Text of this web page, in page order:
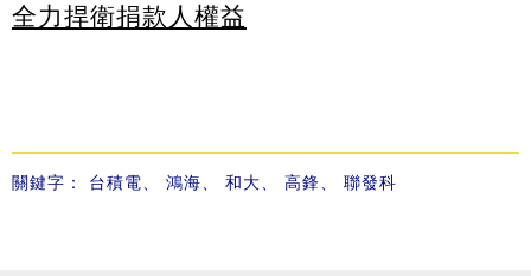
全力捍衛捐款人權益
關鍵字： 台積電 鴻海 和大 高鋒 聯發科